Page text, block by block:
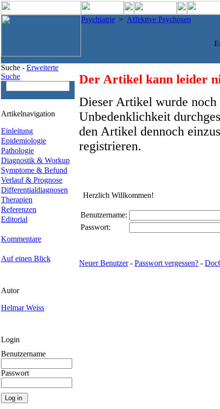
Psychiatrie > Affektive Psychosen
Suche - Erweiterte
Suche
Artikelnavigation
Einleitung
Epidemiologie
Pathologie
Diagnostik & Workup
Symptome & Befund
Verlauf & Prognose
Differentialdiagnosen
Therapien
Referenzen
Editorial
Kommentare
Auf einen Blick
Autor
Helmar Weiss
Login
Benutzername
Passwort
Der Artikel kann leider
Dieser Artikel wurde
Unbedenklichkeit
den Artikel dennoch
registrieren.
Herzlich Willkommen!
Benutzername:
Passwort:
Neuer Benutzer- Passwort vergessen? -